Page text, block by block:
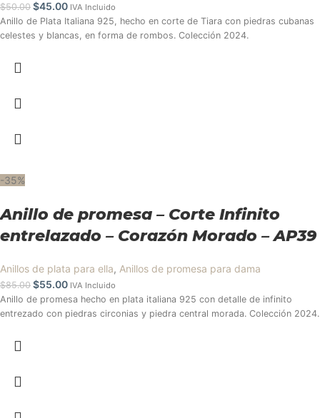
$50.00 $45.00 IVA Incluido
Anillo de Plata Italiana 925, hecho en corte de Tiara con piedras cubanas
celestes y blancas, en forma de rombos. Colección 2024.
-35%
Anillo de promesa – Corte Infinito
entrelazado – Corazón Morado – AP39
Anillos de plata para ella, Anillos de promesa para dama
$85.00 $55.00 IVA Incluido
Anillo de promesa hecho en plata italiana 925 con detalle de infinito
entrezado con piedras circonias y piedra central morada. Colección 2024.